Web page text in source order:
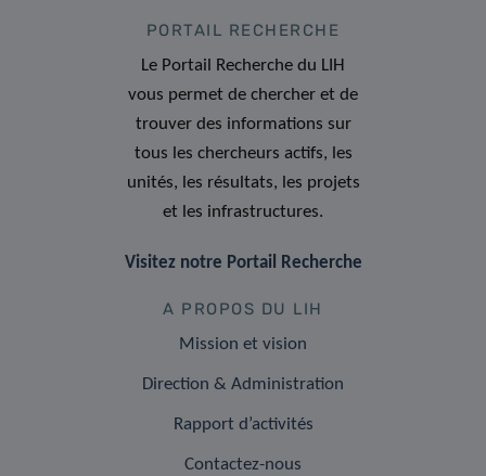
PORTAIL RECHERCHE
Le Portail Recherche du LIH
vous permet de chercher et de
trouver des informations sur
tous les chercheurs actifs, les
unités, les résultats, les projets
et les infrastructures.
Visitez notre Portail Recherche
A PROPOS DU LIH
Mission et vision
Direction & Administration
Rapport d’activités
Contactez-nous